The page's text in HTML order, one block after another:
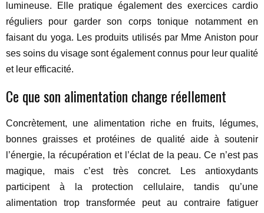
lumineuse. Elle pratique également des exercices cardio
réguliers pour garder son corps tonique notamment en
faisant du yoga. Les produits utilisés par Mme Aniston pour
ses soins du visage sont également connus pour leur qualité
et leur efficacité.
Ce que son alimentation change réellement
Concrètement, une alimentation riche en fruits, légumes,
bonnes graisses et protéines de qualité aide à soutenir
l’énergie, la récupération et l’éclat de la peau. Ce n’est pas
magique, mais c’est très concret. Les antioxydants
participent à la protection cellulaire, tandis qu’une
alimentation trop transformée peut au contraire fatiguer